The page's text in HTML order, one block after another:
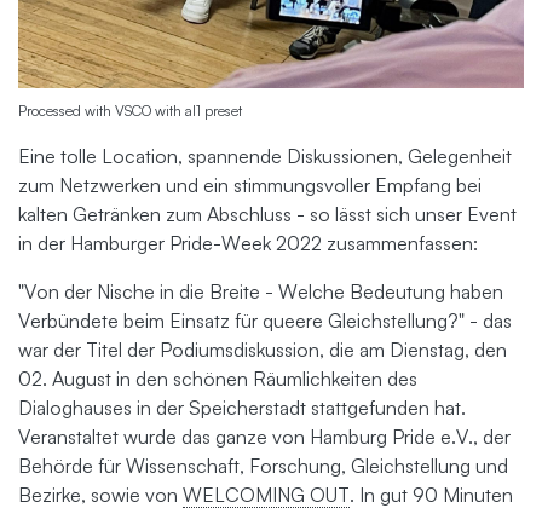
Processed with VSCO with al1 preset
Eine tolle Location, spannende Diskussionen, Gelegenheit
zum Netzwerken und ein stimmungsvoller Empfang bei
kalten Getränken zum Abschluss - so lässt sich unser Event
in der Hamburger Pride-Week 2022 zusammenfassen:
"Von der Nische in die Breite - Welche Bedeutung haben
Verbündete beim Einsatz für queere Gleichstellung?" - das
war der Titel der Podiumsdiskussion, die am Dienstag, den
02. August in den schönen Räumlichkeiten des
Dialoghauses in der Speicherstadt stattgefunden hat.
Veranstaltet wurde das ganze von Hamburg Pride e.V., der
Behörde für Wissenschaft, Forschung, Gleichstellung und
Bezirke, sowie von WELCOMING OUT. In gut 90 Minuten